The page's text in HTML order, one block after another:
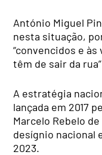
António Miguel
nesta situação,
“convencidos e
têm de sair da
A estratégia
lançada em 2017
Marcelo Rebelo
desígnio nacional
2023.